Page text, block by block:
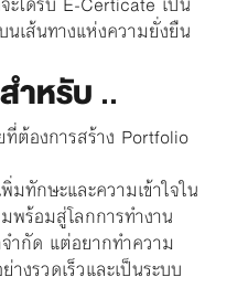
เส้นทางแห่งความยั่งยืน
ำหรับ ..
ต้องการสร้าง Portfolio
ทักษะและความเข้าใจใน
พร้อมสู่โลกการทำงาน
ำกัด แต่อยากทำความ
างรวดเร็วและเป็นระบบ